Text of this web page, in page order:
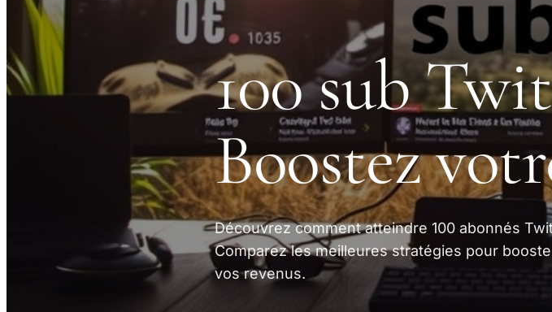
100 sub
Boostez
Découvrez comment atteindre 100 abonnés
Comparez les meilleures stratégies pour
vos revenus.